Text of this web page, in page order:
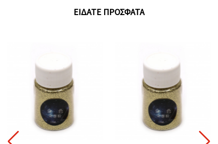
ΕΊΔΑΤΕ ΠΡΌΣΦΑΤΑ